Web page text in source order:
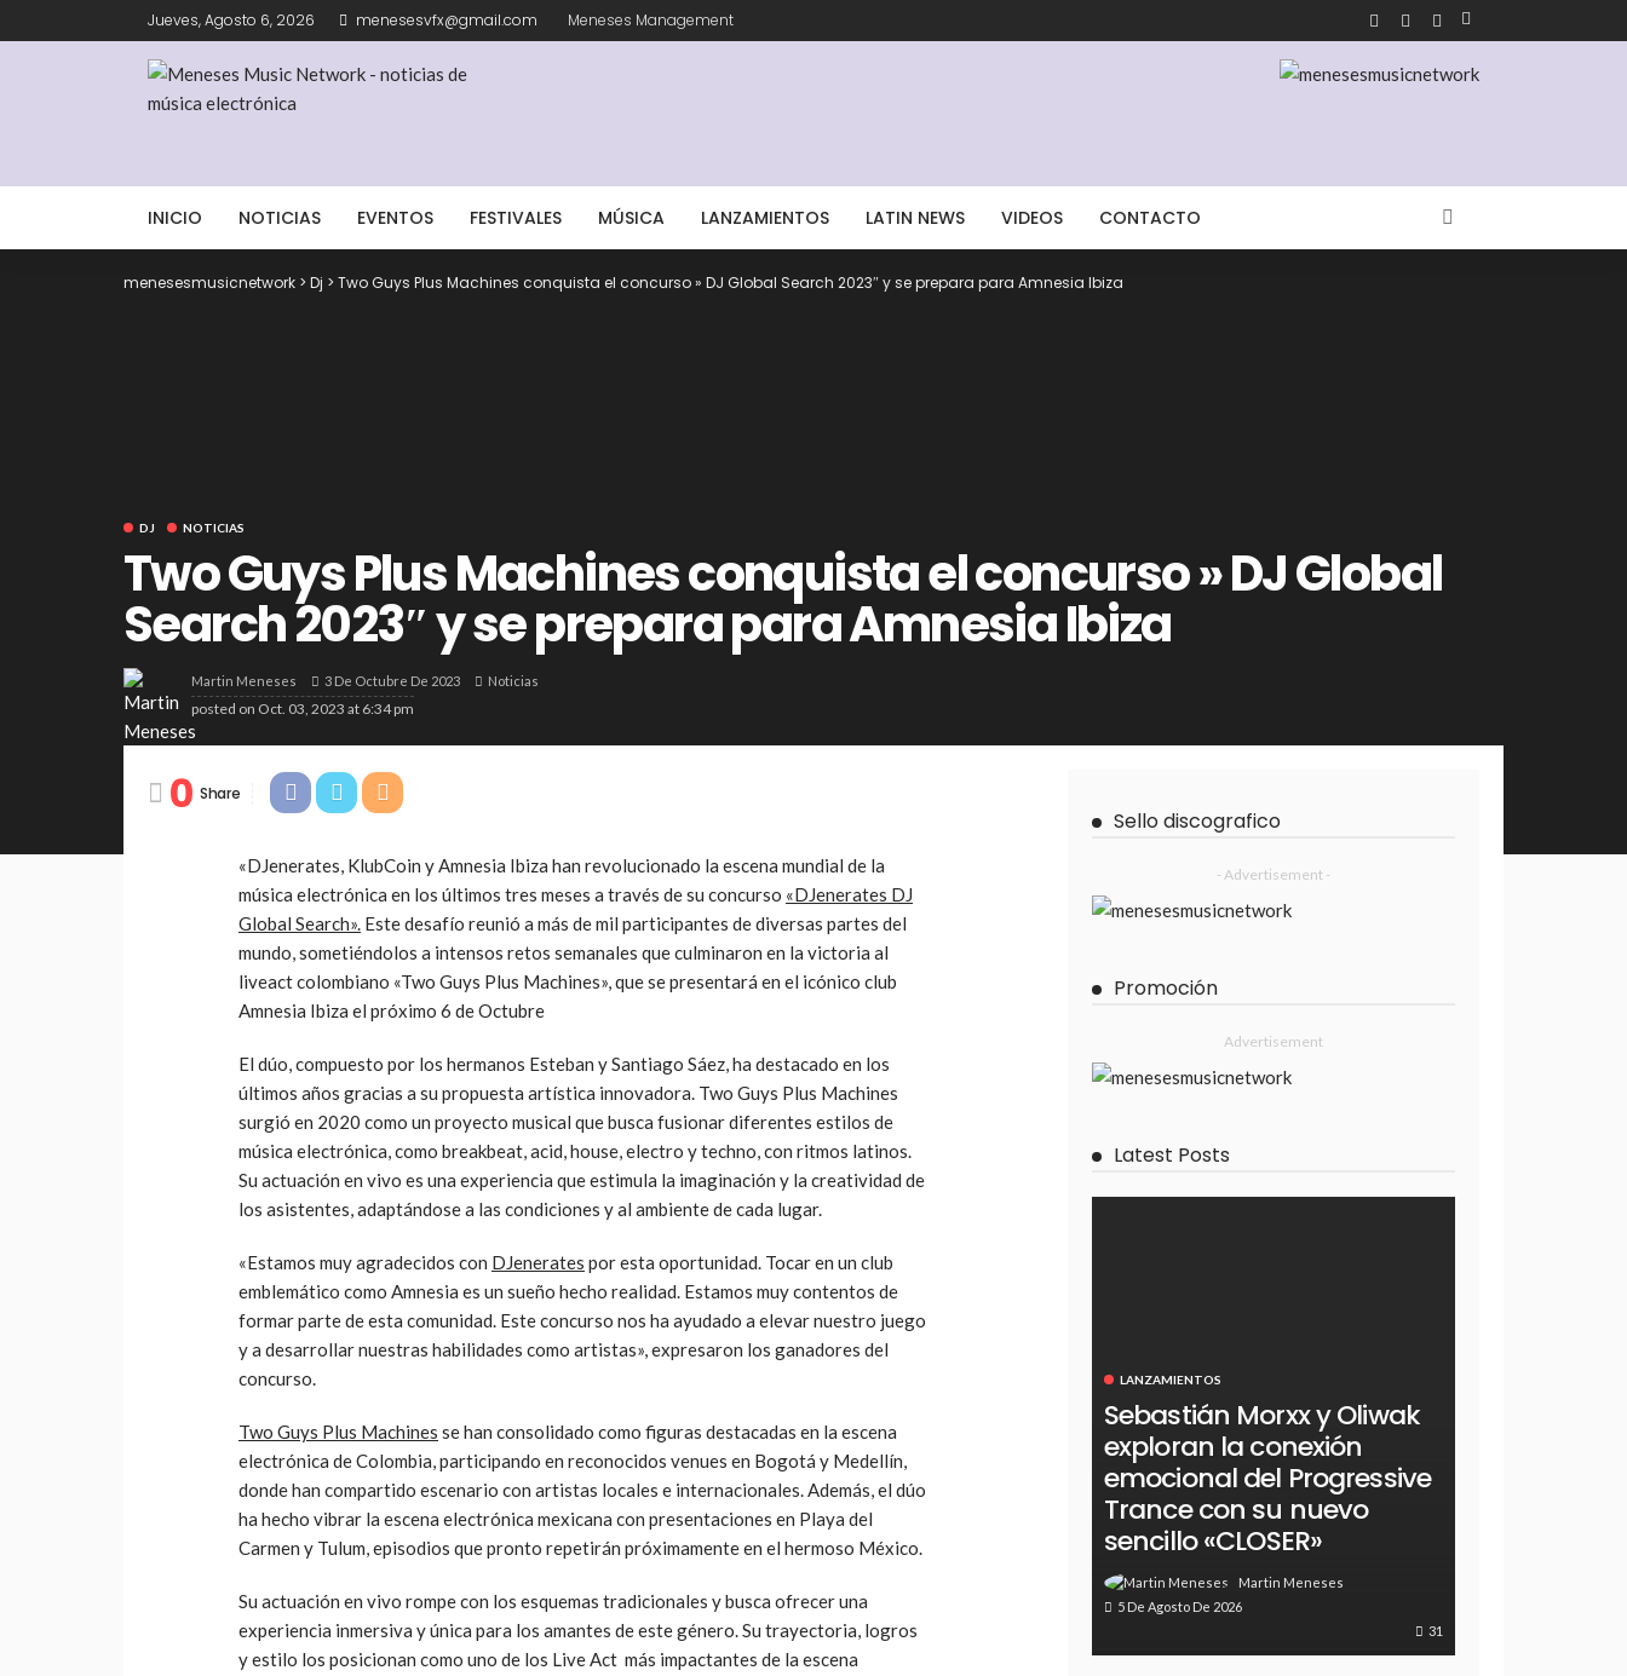
Jueves, Agosto 6, 2026 menesesvfx@gmail.com Meneses Management
INICIO NOTICIAS EVENTOS FESTIVALES MÚSICA LANZAMIENTOS LATIN NEWS VIDEOS CONTACTO
menesesmusicnetwork > Dj > Two Guys Plus Machines conquista el concurso » DJ Global Search 2023″ y se prepara para Amnesia Ibiza
DJ NOTICIAS
Two Guys Plus Machines conquista el concurso » DJ Global
Search 2023″ y se prepara para Amnesia Ibiza
Martin Meneses 3 De Octubre De 2023 Noticias
posted on Oct. 03, 2023 at 6:34 pm
0 Share
«DJenerates, KlubCoin y Amnesia Ibiza han revolucionado la escena mundial de la
música electrónica en los últimos tres meses a través de su concurso «DJenerates DJ
Global Search». Este desafío reunió a más de mil participantes de diversas partes del
mundo, sometiéndolos a intensos retos semanales que culminaron en la victoria al
liveact colombiano «Two Guys Plus Machines», que se presentará en el icónico club
Amnesia Ibiza el próximo 6 de Octubre
El dúo, compuesto por los hermanos Esteban y Santiago Sáez, ha destacado en los
últimos años gracias a su propuesta artística innovadora. Two Guys Plus Machines
surgió en 2020 como un proyecto musical que busca fusionar diferentes estilos de
música electrónica, como breakbeat, acid, house, electro y techno, con ritmos latinos.
Su actuación en vivo es una experiencia que estimula la imaginación y la creatividad de
los asistentes, adaptándose a las condiciones y al ambiente de cada lugar.
«Estamos muy agradecidos con DJenerates por esta oportunidad. Tocar en un club
emblemático como Amnesia es un sueño hecho realidad. Estamos muy contentos de
formar parte de esta comunidad. Este concurso nos ha ayudado a elevar nuestro juego
y a desarrollar nuestras habilidades como artistas», expresaron los ganadores del
concurso.
Two Guys Plus Machines se han consolidado como figuras destacadas en la escena
electrónica de Colombia, participando en reconocidos venues en Bogotá y Medellín,
donde han compartido escenario con artistas locales e internacionales. Además, el dúo
ha hecho vibrar la escena electrónica mexicana con presentaciones en Playa del
Carmen y Tulum, episodios que pronto repetirán próximamente en el hermoso México.
Su actuación en vivo rompe con los esquemas tradicionales y busca ofrecer una
experiencia inmersiva y única para los amantes de este género. Su trayectoria, logros
y estilo los posicionan como uno de los Live Act más impactantes de la escena
Sello discografico
- Advertisement -
Promoción
Advertisement
Latest Posts
LANZAMIENTOS
Sebastián Morxx y Oliwak
exploran la conexión
emocional del Progressive
Trance con su nuevo
sencillo «CLOSER»
Martin Meneses
5 De Agosto De 2026
31